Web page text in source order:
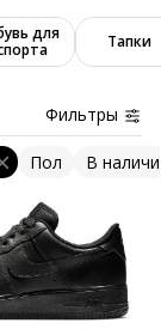
для
Тапки
Фильтры
Пол В